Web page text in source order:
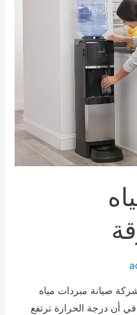
صيانة مبردات مياه
أن درجة الحرارة ترتفع